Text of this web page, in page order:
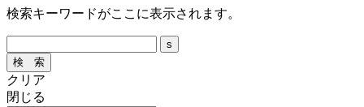
検索キーワードがここに表示されます。
クリア
閉じる